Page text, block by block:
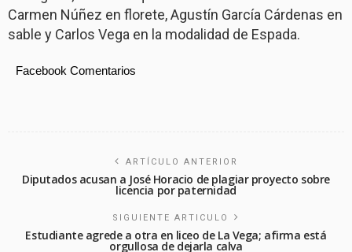
Carmen Núñez en florete, Agustín García Cárdenas en
sable y Carlos Vega en la modalidad de Espada.
Facebook Comentarios
ARTÍCULO ANTERIOR
Diputados acusan a José Horacio de plagiar proyecto sobre
licencia por paternidad
SIGUIENTE ARTICULO
Estudiante agrede a otra en liceo de La Vega; afirma está
orgullosa de dejarla calva